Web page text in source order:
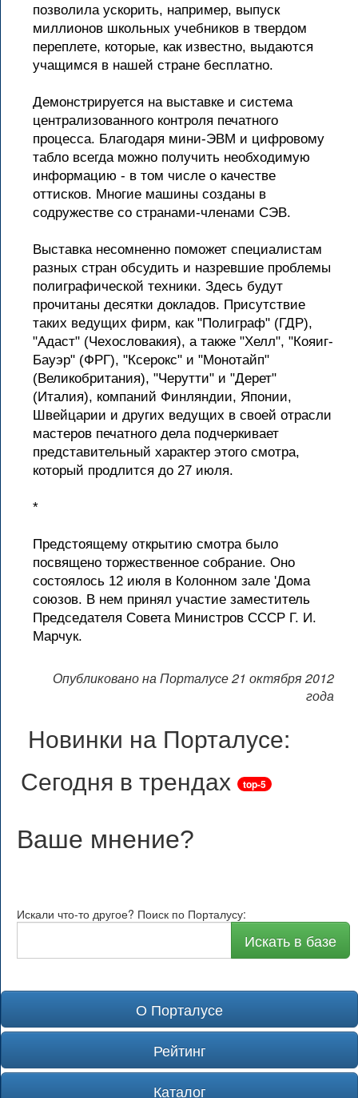
позволила ускорить, например, выпуск
миллионов школьных учебников в твердом
переплете, которые, как известно, выдаются
учащимся в нашей стране бесплатно.
Демонстрируется на выставке и система
централизованного контроля печатного
процесса. Благодаря мини-ЭВМ и цифровому
табло всегда можно получить необходимую
информацию - в том числе о качестве
оттисков. Многие машины созданы в
содружестве со странами-членами СЭВ.
Выставка несомненно поможет специалистам
разных стран обсудить и назревшие проблемы
полиграфической техники. Здесь будут
прочитаны десятки докладов. Присутствие
таких ведущих фирм, как "Полиграф" (ГДР),
"Адаст" (Чехословакия), а также "Хелл", "Кояиг-
Бауэр" (ФРГ), "Ксерокс" и "Монотайп"
(Великобритания), "Черутти" и "Дерет"
(Италия), компаний Финляндии, Японии,
Швейцарии и других ведущих в своей отрасли
мастеров печатного дела подчеркивает
представительный характер этого смотра,
который продлится до 27 июля.
*
Предстоящему открытию смотра было
посвящено торжественное собрание. Оно
состоялось 12 июля в Колонном зале 'Дома
союзов. В нем принял участие заместитель
Председателя Совета Министров СССР Г. И.
Марчук.
Опубликовано на Порталусе 21 октября 2012
года
Новинки на Порталусе:
Сегодня в трендах
top-5
Ваше мнение?
Искали что-то другое? Поиск по Порталусу:
Искать в базе
О Порталусе
Рейтинг
Каталог